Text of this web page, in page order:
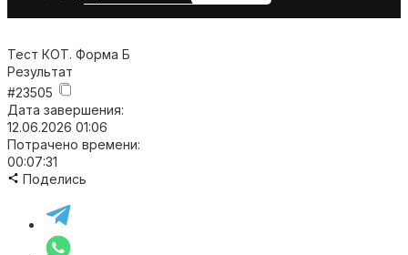
Тест КОТ. Форма Б
Результат
#23505
Дата завершения:
12.06.2026 01:06
Потрачено времени:
00:07:31
Поделись